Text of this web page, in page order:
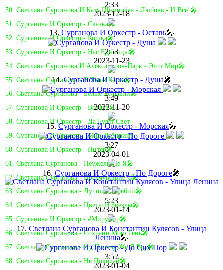
50. Светлана Сурганова И Катя Шимилёва - Любовь - И Всё!🎤
51. Сурганова И Оркестр - Сказка🎤
52. Сурганова И Оркестр - Кошка🎤
53. Сурганова И Оркестр - Нас Единицы🎤
54. Светлана Сурганова И Александров-Парк - Этот Мир🎤
55. Светлана Сурганова - В Твою Честь🎤
56. Светлана Сурганова - Белые Журавли🎤
57. Сурганова И Оркестр - Воздух🎤
58. Сурганова И Оркестр - Да Будет Свет
59. Сурганова И Оркестр - Мир-Лабиринт
60. Сурганова И Оркестр - Питер🎤
61. Светлана Сурганова - Неужели Не Я🎤
62. Светлана Сурганова - Предчувствие C🎤
63. Светлана Сурганова - Лучший Жребий🎤
64. Светлана Сурганова - Цветы И Звезды🎤
65. Сурганова И Оркестр - #Мирумир🎤
66. Светлана Сурганова - Сохрани Мою Тень🎤
67. Светлана Сурганова - Ну Почему Же Я Вру🎤
68. Светлана Сурганова - Не Покидай🎤
2:33
2023-12-18
13. Сурганова И Оркестр - Оставь🎤
2:53
2023-11-23
14.Сурганова И Оркестр - Душа🎤
3:49
2023-11-20
15.Сурганова И Оркестр - Морская🎤
3:27
2023-04-01
16. Сурганова И Оркестр - По Дороге🎤
5:23
2023-01-14
17. Светлана Сурганова И Константин Кулясов - Улица
Ленина🎤
3:52
2023-01-04